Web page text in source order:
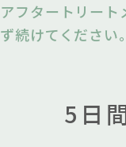
アフタートリー
ず続けてください。
5日